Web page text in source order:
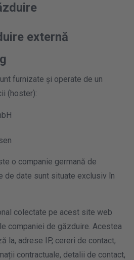
externă
furnizate și operate de un
(hoster):
o companie germană de
de date sunt situate exclusiv în
colectate pe acest site web
companiei de găzduire. Acestea
la, adrese IP, cereri de contact,
contractuale, detalii de contact,